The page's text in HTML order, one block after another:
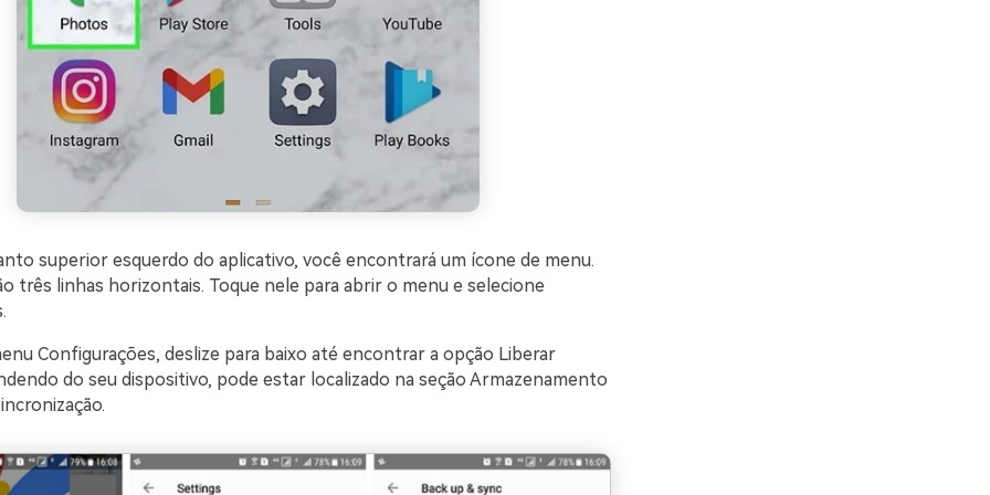
superior esquerdo do aplicativo, você encontrará um ícone de menu.
três linhas horizontais. Toque nele para abrir o menu e selecione
Configurações, deslize para baixo até encontrar a opção Liberar
do seu dispositivo, pode estar localizado na seção Armazenamento